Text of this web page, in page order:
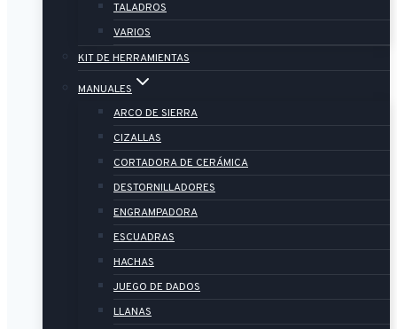
TALADROS
VARIOS
KIT DE HERRAMIENTAS
MANUALES
ARCO DE SIERRA
CIZALLAS
CORTADORA DE CERÁMICA
DESTORNILLADORES
ENGRAMPADORA
ESCUADRAS
HACHAS
JUEGO DE DADOS
LLANAS